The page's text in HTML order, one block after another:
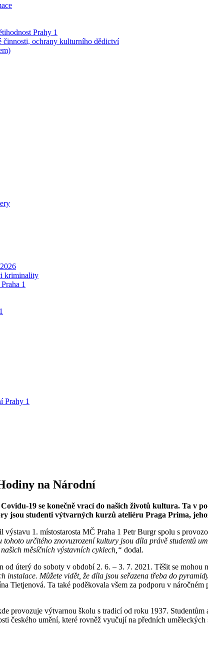
Prahy 1
činnosti, ochrany kulturního dědictví
kriminality
1
Prahy 1
na Národní
19 se konečně vrací do našich životů kultura. Ta v
jsou studenti výtvarných kurzů ateliéru Praga Prima,
výstavu 1. místostarosta MČ Praha 1 Petr Burgr spolu s
určitého znovuzrození kultury jsou díla právě studentů
měsíčních výstavních cyklech,“ dodal.
úterý do soboty v období 2. 6. – 3. 7. 2021. Těšit se
instalace. Můžete vidět, že díla jsou seřazena třeba do
Tietjenová. Ta také poděkovala všem za podporu v
provozuje výtvarnou školu s tradicí od roku 1937.
českého umění, které rovněž vyučují na předních